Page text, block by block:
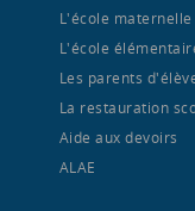
L'école maternelle
L'école
Les parents
La restauration
Aide aux devoirs
ALAE